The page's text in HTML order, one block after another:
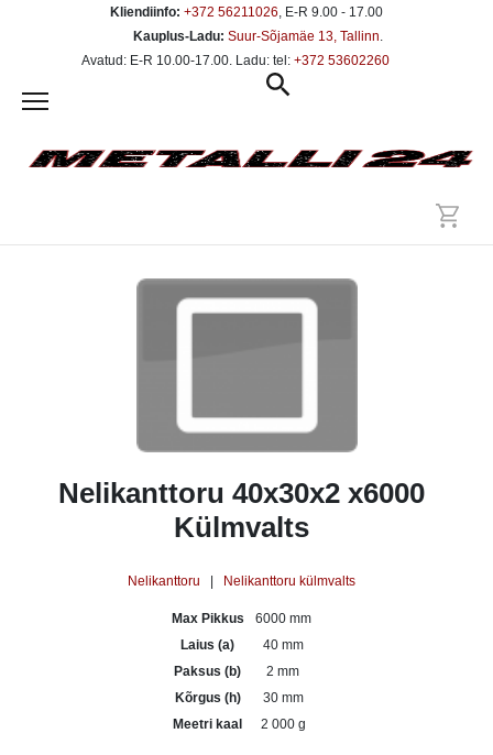
Kliendiinfo: +372 56211026, E-R 9.00 - 17.00
Kauplus-Ladu: Suur-Sõjamäe 13, Tallinn.
Avatud: E-R 10.00-17.00. Ladu: tel: +372 53602260
Nelikanttoru 40x30x2 x6000
Külmvalts
Nelikanttoru Nelikanttoru külmvalts
Max Pikkus
6000 mm
Laius (a)
40 mm
Paksus (b)
2 mm
Kõrgus (h)
30 mm
Meetri kaal
2 000 g